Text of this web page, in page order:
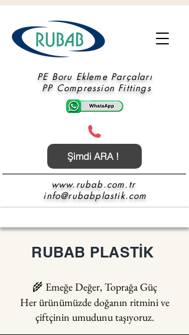
PE Boru Ekleme Parçaları
PP Compression Fittings
Şimdi ARA !
www.rubab.com.tr
info@rubabplastik.com
RUBAB PLASTİK
🌾 Emeğe Değer, Toprağa Güç
Her ürünümüzde doğanın ritmini ve
çiftçinin umudunu taşıyoruz.